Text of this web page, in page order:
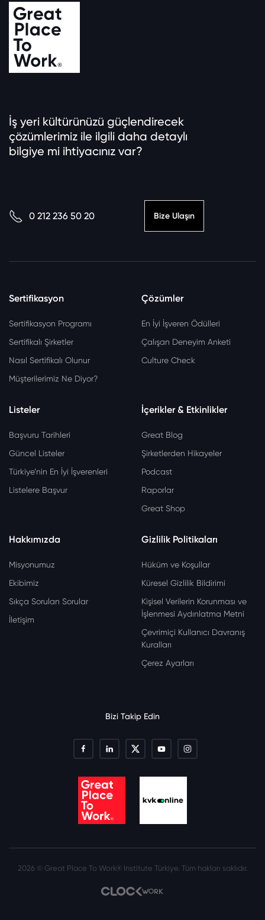
İş yeri kültürünüzü güçlendirecek
çözümlerimiz ile ilgili daha detaylı
bilgiye mi ihtiyacınız var?
0 212 236 50 20 Bize Ulaşın
Sertifikasyon
Sertifikasyon Programı
Sertifikalı Şirketler
Nasıl Sertifikalı Olunur
Müşterilerimiz Ne Diyor?
Çözümler
En İyi İşveren Ödülleri
Çalışan Deneyim Anketi
Culture Check
Listeler
Başvuru Tarihleri
Güncel Listeler
Türkiye’nin En İyi İşverenleri
Listelere Başvur
İçerikler & Etkinlikler
Great Blog
Şirketlerden Hikayeler
Podcast
Raporlar
Great Shop
Hakkımızda
Misyonumuz
Ekibimiz
Sıkça Sorulan Sorular
İletişim
Gizlilik Politikaları
Hüküm ve Koşullar
Küresel Gizlilik Bildirimi
Kişisel Verilerin Korunması ve
İşlenmesi Aydınlatma Metni
Çevrimiçi Kullanıcı Davranış
Kuralları
Çerez Ayarları
Bizi Takip Edin
2026 © Great Place To Work® Institute Türkiye. Tüm hakları saklıdır.